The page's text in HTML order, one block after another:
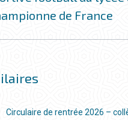
Onglet
suivant
de France
Circulaire de rentrée 2026 –